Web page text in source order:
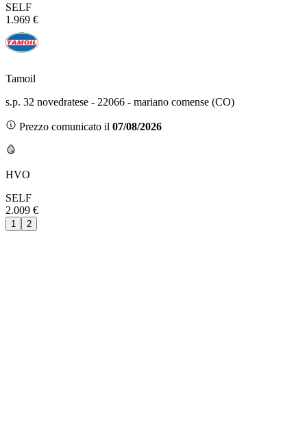
SELF
1.969 €
Tamoil
s.p. 32 novedratese - 22066 - mariano comense (CO)
Prezzo comunicato il 07/08/2026
HVO
SELF
2.009 €
1 2